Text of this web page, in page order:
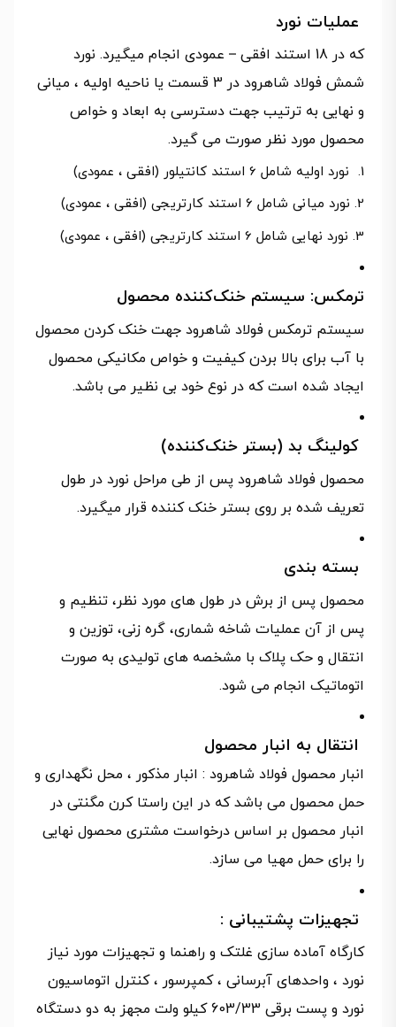
عملیات نورد
که در 18 استند افقی – عمودی انجام میگیرد. نورد
شمش فولاد شاهرود در 3 قسمت یا ناحیه اولیه ، میانی
و نهایی به ترتیب جهت دسترسی به ابعاد و خواص
محصول مورد نظر صورت می گیرد.
نورد اولیه شامل 6 استند کانتیلور (افقی ، عمودی)
نورد میانی شامل 6 استند کارتریجی (افقی ، عمودی)
نورد نهایی شامل 6 استند کارتریجی (افقی ، عمودی)
ترمکس: سیستم خنک‌کننده محصول
سیستم ترمکس فولاد شاهرود جهت خنک کردن محصول
با آب برای بالا بردن کیفیت و خواص مکانیکی محصول
ایجاد شده است که در نوع خود بی نظیر می باشد.
کولینگ بد (بستر خنک‌کننده)
محصول فولاد شاهرود پس از طی مراحل نورد در طول
تعریف شده بر روی بستر خنک کننده قرار میگیرد.
بسته بندی
محصول پس از برش در طول های مورد نظر، تنظیم و
پس از آن عملیات شاخه شماری، گره زنی، توزین و
انتقال و حک پلاک با مشخصه های تولیدی به صورت
اتوماتیک انجام می شود.
انتقال به انبار محصول
انبار محصول فولاد شاهرود : انبار مذکور ، محل نگهداری و
حمل محصول می باشد که در این راستا کرن مگنتی در
انبار محصول بر اساس درخواست مشتری محصول نهایی
را برای حمل مهیا می سازد.
تجهیزات پشتیبانی :
کارگاه آماده سازی غلتک و راهنما و تجهیزات مورد نیاز
نورد ، واحدهای آبرسانی ، کمپرسور ، کنترل اتوماسیون
نورد و پست برقی 603/33 کیلو ولت مجهز به دو دستگاه